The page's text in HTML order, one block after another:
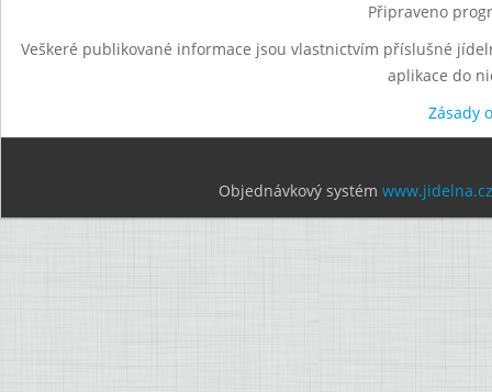
Připraveno
Veškeré publikované informace jsou vlastnictvím příslušné
aplikace do
Zásady
Objednávkový systém www.jidelna.cz